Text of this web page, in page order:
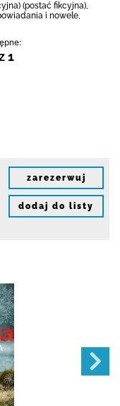
(postać fikcyjna),
i nowele,
1
zarezerwuj
dodaj do listy